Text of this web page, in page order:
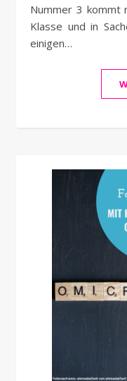
Nummer 3 kommt
Klasse und in
einigen…